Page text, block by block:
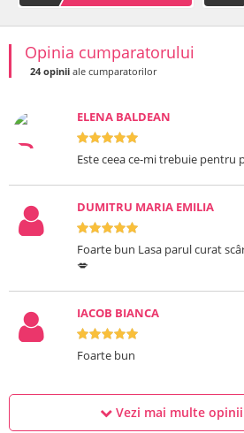
Opinia cumparatorului
24 opinii ale cumparatorilor
ELENA BALDEAN
Este ceea ce-mi trebuie pentru
DUMITRU MARIA EMILIA
Foarte bun Lasa parul curat
💋
IACOB BIANCA
Foarte bun
Vezi mai multe